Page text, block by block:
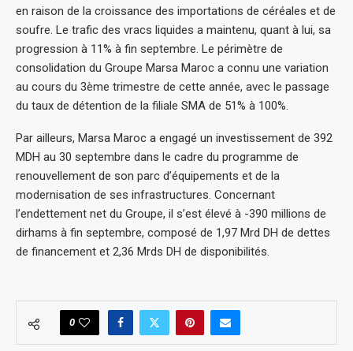
en raison de la croissance des importations de céréales et de
soufre. Le trafic des vracs liquides a maintenu, quant à lui, sa
progression à 11% à fin septembre. Le périmètre de
consolidation du Groupe Marsa Maroc a connu une variation
au cours du 3ème trimestre de cette année, avec le passage
du taux de détention de la filiale SMA de 51% à 100%.
Par ailleurs, Marsa Maroc a engagé un investissement de 392
MDH au 30 septembre dans le cadre du programme de
renouvellement de son parc d’équipements et de la
modernisation de ses infrastructures. Concernant
l’endettement net du Groupe, il s’est élevé à -390 millions de
dirhams à fin septembre, composé de 1,97 Mrd DH de dettes
de financement et 2,36 Mrds DH de disponibilités.
0